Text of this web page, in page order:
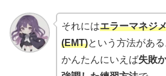
それにはエラーマネジ
(EMT)という方法がある
かんたんにいえば失敗